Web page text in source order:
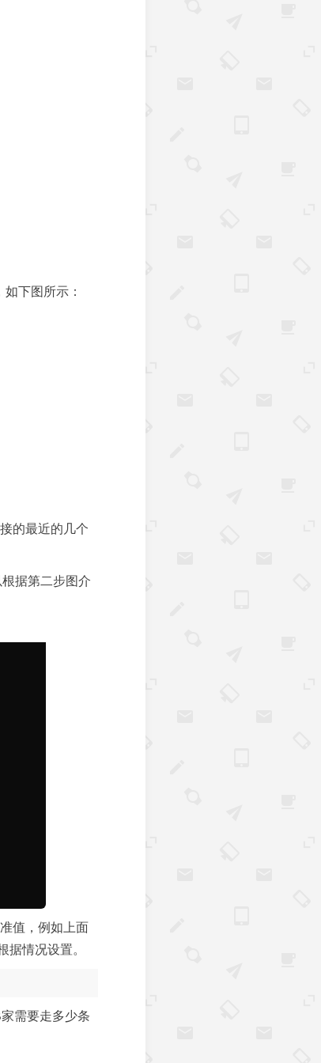
下图所示：
的最近的几个
根据第二步图介
值，例如上面
据情况设置。
需要走多少条